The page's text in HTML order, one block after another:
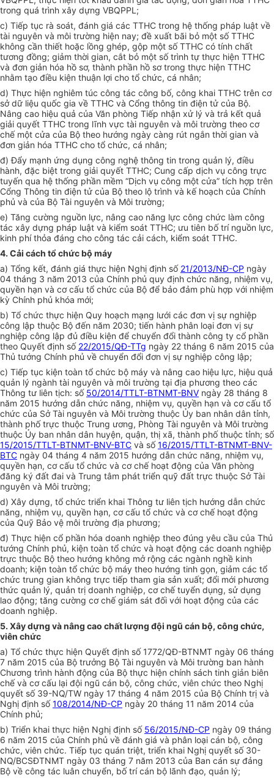
trong quá trình xây dựng VBQPPL;
c) Tiếp tục rà soát, đánh giá các TTHC trong hệ thống pháp luật về
tài nguyên và môi trường hiện nay; đề xuất bãi bỏ một số TTHC
không cần thiết hoặc lồng ghép, gộp một số TTHC có tính chất
tương đồng; giảm thời gian, cắt bỏ một số trình tự thực hiện TTHC
và đơn giản hóa hồ sơ, thành phần hồ sơ trong thực hiện TTHC
nhằm tạo điều kiện thuận lợi cho tổ chức, cá nhân;
d) Thực hiện nghiêm túc công tác công bố, công khai TTHC trên cơ
sở dữ liệu quốc gia về TTHC và Cổng thông tin điện tử của Bộ.
Nâng cao hiệu quả của Văn phòng Tiếp nhận xử lý và trả kết quả
giải quyết TTHC trong lĩnh vực tài nguyên và môi trường theo cơ
chế một cửa của Bộ theo hướng ngày càng rút ngắn thời gian và
đơn giản hóa TTHC cho tổ chức, cá nhân;
đ) Đẩy mạnh ứng dụng công nghệ thông tin trong quản lý, điều
hành, đặc biệt trong giải quyết TTHC; Cung cấp dịch vụ công trực
tuyến qua hệ thống phần mềm “Dịch vụ công một cửa” tích hợp trên
Cổng Thông tin điện tử của Bộ theo lộ trình và kế hoạch của Chính
phủ và của Bộ Tài nguyên và Môi trường;
e) Tăng cường nguồn lực, nâng cao năng lực công chức làm công
tác xây dựng pháp luật và kiểm soát TTHC; ưu tiên bố trí nguồn lực,
kinh phí thỏa đáng cho công tác cải cách, kiểm soát TTHC.
4. Cải cách tổ chức bộ máy
a) Tổng kết, đánh giá thực hiện Nghị định số 21/2013/NĐ-CP ngày
04 tháng 3 năm 2013 của Chính phủ quy định chức năng, nhiệm vụ,
quyền hạn và cơ cấu tổ chức của Bộ để bảo đảm phù hợp với nhiệm
kỳ Chính phủ khóa mới;
b) Tổ chức thực hiện Quy hoạch mạng lưới các đơn vị sự nghiệp
công lập thuộc Bộ đến năm 2030; tiến hành phân loại đơn vị sự
nghiệp công lập đủ điều kiện để chuyển đổi thành công ty cổ phần
theo Quyết định số 22/2015/QĐ-TTg ngày 22 tháng 6 năm 2015 của
Thủ tướng Chính phủ về chuyển đổi đơn vị sự nghiệp công lập;
c) Tiếp tục kiện toàn tổ chức bộ máy và nâng cao hiệu lực, hiệu quả
quản lý ngành tài nguyên và môi trường tại địa phương theo các
Thông tư liên tịch: số 50/2014/TTLT-BTNMT-BNV ngày 28 tháng 8
năm 2015 hướng dẫn chức năng, nhiệm vụ, quyền hạn và cơ cấu tổ
chức của Sở Tài nguyên và Môi trường thuộc Ủy ban nhân dân tỉnh,
thành phố trực thuộc Trung ương, Phòng Tài nguyên và Môi trường
thuộc Ủy ban nhân dân huyện, quận, thị xã, thành phố thuộc tỉnh; số
15/2015/TTLT-BTNMT-BNV-BTC và số16/2015/TTLT-BTNMT-BNV-
BTC ngày 04 tháng 4 năm 2015 hướng dẫn chức năng, nhiệm vụ,
quyền hạn, cơ cấu tổ chức và cơ chế hoạt động của Văn phòng
đăng ký đất đai và Trung tâm phát triển quỹ đất trực thuộc Sở Tài
nguyên và Môi trường;
d) Xây dựng, tổ chức triển khai Thông tư liên tịch hướng dẫn chức
năng, nhiệm vụ, quyền hạn, cơ cấu tổ chức và cơ chế hoạt động
của Quỹ Bảo vệ môi trường địa phương;
đ) Thực hiện cổ phần hóa doanh nghiệp theo đúng yêu cầu của Thủ
tướng Chính phủ, kiện toàn tổ chức và hoạt động các doanh nghiệp
trực thuộc Bộ theo hướng không mở rộng các ngành nghề kinh
doanh; kiện toàn tổ chức bộ máy theo hướng tinh gọn, giảm các tổ
chức trung gian không trực tiếp tham gia sản xuất; đổi mới phương
thức quản lý, quản trị doanh nghiệp, cơ chế tuyển dụng, sử dụng
lao động; tăng cường cơ chế giám sát đối với hoạt động của các
doanh nghiệp.
5. Xây dựng và nâng cao chất lượng đội ngũ cán bộ, công chức,
viên chức
a) Tổ chức thực hiện Quyết định số 1772/QĐ-BTNMT ngày 06 tháng
7 năm 2015 của Bộ trưởng Bộ Tài nguyên và Môi trường ban hành
Chương trình hành động của Bộ thực hiện chính sách tinh giản biên
chế và cơ cấu lại đội ngũ cán bộ, công chức, viên chức theo Nghị
quyết số 39-NQ/TW ngày 17 tháng 4 năm 2015 của Bộ Chính trị và
Nghị định số108/2014/NĐ-CP ngày 20 tháng 11 năm 2014 của
Chính phủ;
b) Triển khai thực hiện Nghị định số 56/2015/NĐ-CP ngày 09 tháng
6 năm 2015 của Chính phủ về đánh giá và phân loại cán bộ, công
chức, viên chức. Tiếp tục quán triệt, triển khai Nghị quyết số 30-
NQ/BCSĐTNMT ngày 03 tháng 7 năm 2013 của Ban cán sự đảng
Bộ về công tác luân chuyển, bố trí cán bộ lãnh đạo, quản lý;